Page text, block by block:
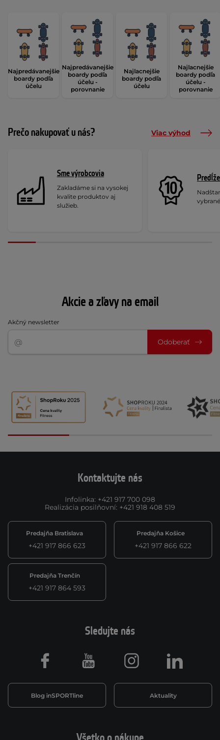
Najpredávanejšie
boardy podľa
účelu
Najpredávanejšie
boardy podľa
účelu -
porovnanie
Najlacnejšie
boardy podľa
účelu
Najlacnejšie
boardy podľa
účelu -
porovnanie
Prečo nakupovať u nás? Viac výhod
Sme výrobcovia
Zakladáme si na vysokej
kvalite produktov aj
služieb.
Akcie a zľavy na email
Akčný newsletter
Odoberať
Kontaktujte nás
Infolinka: +421 917 700 098
Realizácia posilňovní: +421 918 408 519
Predajňa Bratislava
+421 917 866 623
Predajňa Košice
+421 917 866 622
Predajňa Trenčín
+421 917 864 593
Sledujte nás
Blog inSPORTline Aktuality
Facebook Youtube Instagram LinkedIn